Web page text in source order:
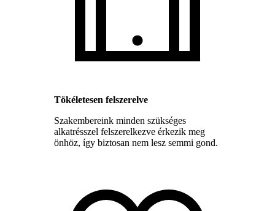
Tökéletesen felszerelve
Szakembereink minden szükséges
alkatrésszel felszerelkezve érkezik meg
önhöz, így biztosan nem lesz semmi gond.